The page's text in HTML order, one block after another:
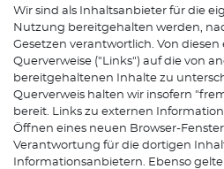
Wir sind als Inhaltsanbieter für die
Nutzung bereitgehalten werden,
Gesetzen verantwortlich. Von
Querverweise ("Links") auf die von
bereitgehaltenen Inhalte zu
Querverweis halten wir insofern
bereit. Links zu externen
Öffnen eines neuen Browser-
Verantwortung für die dortigen
Informationsanbietern. Ebenso